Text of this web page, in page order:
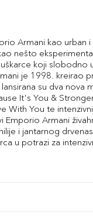
Armani kao urban
nešto
koji slobodno
je 1998. kreirao
su dva nova
It's You &
With You te
Armani
i jantarnog
u potrazi za